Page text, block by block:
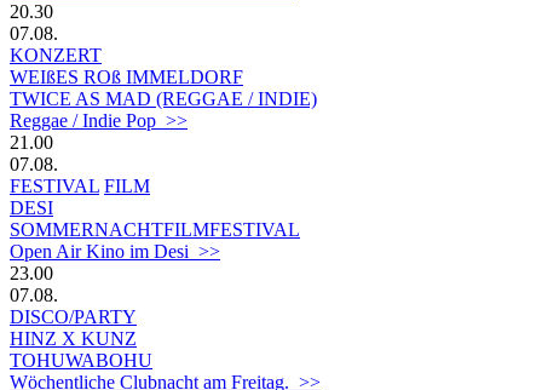
20.30
07.08.
KONZERT
WEIßES ROß IMMELDORF
TWICE AS MAD (REGGAE / INDIE)
Reggae / Indie Pop >>
21.00
07.08.
FESTIVAL FILM
DESI
SOMMERNACHTFILMFESTIVAL
Open Air Kino im Desi >>
23.00
07.08.
DISCO/PARTY
HINZ X KUNZ
TOHUWABOHU
Wöchentliche Clubnacht am Freitag. >>